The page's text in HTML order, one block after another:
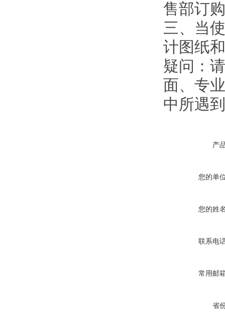
售部订
三、当
计图纸
疑问：
面、专
中所遇
产
您的单
您的姓
联系电
常用邮
省